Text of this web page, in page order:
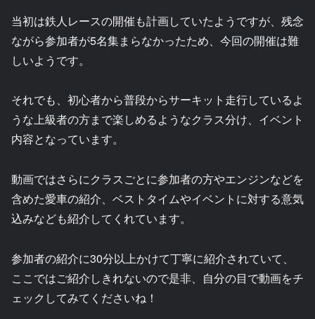
当初は鉄人レースの開催も計画していたようですが、残念
ながら参加者が5名集まらなかったため、今回の開催は難
しいようです。
それでも、初心者から普段からサーキット走行しているよ
うな上級者の方まで楽しめるようなクラス分け、イベント
内容となっています。
動画ではさらにクラスごとに参加者の方やエンジンなどを
含めた愛車の紹介、ベストタイムやイベントに対する意気
込みなども紹介してくれています。
参加者の紹介に30分以上かけて丁寧に紹介されていて、
ここではご紹介しきれないので是非、自分の目で動画をチ
ェックしてみてくださいね！